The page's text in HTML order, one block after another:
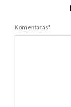
Komentaras*